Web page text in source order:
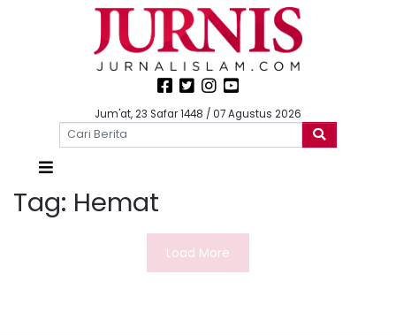
Jum'at, 23 Safar 1448 / 07 Agustus 2026
Tag: Hemat
Load More